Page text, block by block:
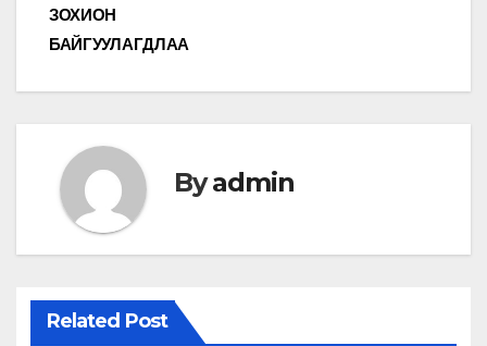
ЗОХИОН
БАЙГУУЛАГДЛАА
Byadmin
Related Post